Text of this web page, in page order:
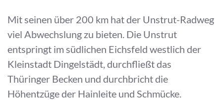
Mit seinen über 200 km hat der Unstrut-Radweg
viel Abwechslung zu bieten. Die Unstrut
entspringt im südlichen Eichsfeld westlich der
Kleinstadt Dingelstädt, durchfließt das
Thüringer Becken und durchbricht die
Höhentzüge der Hainleite und Schmücke.